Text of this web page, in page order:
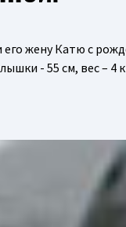
жену Катю с
- 55 см, вес –